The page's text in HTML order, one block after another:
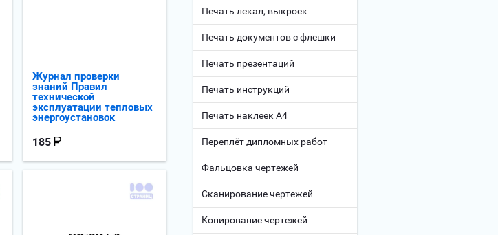
Журнал проверки
знаний Правил
технической
эксплуатации тепловых
энергоустановок
185
Печать лекал, выкроек
Печать документов с флешки
Печать презентаций
Печать инструкций
Печать наклеек А4
Переплёт дипломных работ
Фальцовка чертежей
Сканирование чертежей
Копирование чертежей